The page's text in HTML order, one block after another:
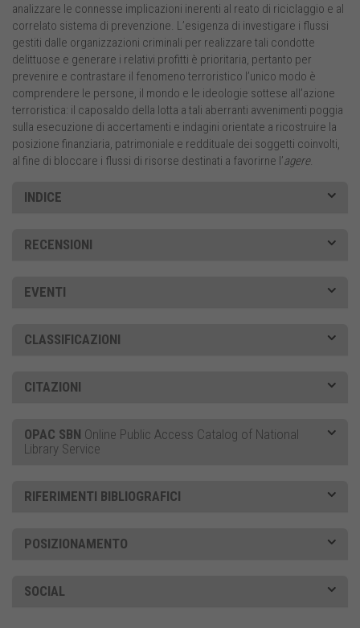
analizzare le connesse implicazioni inerenti al reato di riciclaggio e al
correlato sistema di prevenzione. L’esigenza di investigare i flussi
gestiti dalle organizzazioni criminali per realizzare tali condotte
delittuose e generare i relativi profitti è prioritaria, pertanto per
prevenire e contrastare il fenomeno terroristico l’unico modo è
comprendere le persone, il mondo e le ideologie sottese all’azione
terroristica: il caposaldo della lotta a tali aberranti avvenimenti poggia
sulla esecuzione di accertamenti e indagini orientate a ricostruire la
posizione finanziaria, patrimoniale e reddituale dei soggetti coinvolti,
al fine di bloccare i flussi di risorse destinati a favorirne l’agere.
INDICE
RECENSIONI
EVENTI
CLASSIFICAZIONI
CITAZIONI
OPAC SBN Online Public Access Catalog of National
Library Service
RIFERIMENTI BIBLIOGRAFICI
POSIZIONAMENTO
SOCIAL